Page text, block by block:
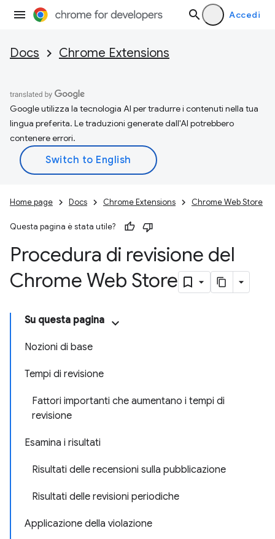
Accedi
Docs Chrome Extensions
Google utilizza la tecnologia AI per tradurre i contenuti nella tua
lingua preferita. Le traduzioni generate dall'AI potrebbero
contenere errori.
Home page Docs Chrome Extensions Chrome Web Store
Questa pagina è stata utile?
Procedura di revisione del
Chrome Web Store
Su questa pagina
Nozioni di base
Tempi di revisione
Fattori importanti che aumentano i tempi di
revisione
Esamina i risultati
Risultati delle recensioni sulla pubblicazione
Risultati delle revisioni periodiche
Applicazione della violazione